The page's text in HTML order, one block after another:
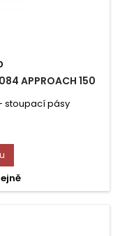
APPROACH 150
stoupací pásy